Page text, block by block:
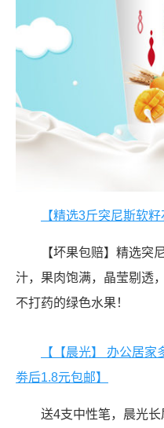
【精选3斤突尼斯软
【坏果包赔】精选突
汁，果肉饱满，晶莹剔透
不打药的绿色水果！
【【晨光】 办公居
劵后1.8元包邮】
送4支中性笔，晨光